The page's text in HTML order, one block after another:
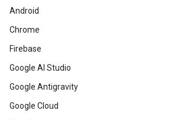
Android
Chrome
Firebase
Google AI Studio
Google Antigravity
Google Cloud